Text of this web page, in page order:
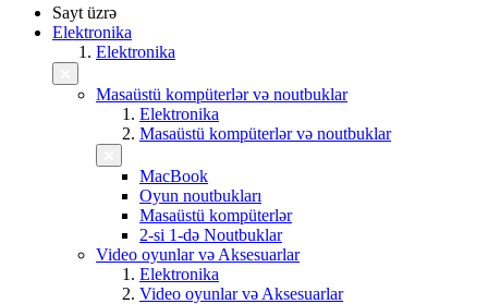
Sayt üzrə
Elektronika
Elektronika
Masaüstü kompüterlər və noutbuklar
Elektronika
Masaüstü kompüterlər və noutbuklar
MacBook
Oyun noutbukları
Masaüstü kompüterlər
2-si 1-də Noutbuklar
Video oyunlar və Aksesuarlar
Elektronika
Video oyunlar və Aksesuarlar